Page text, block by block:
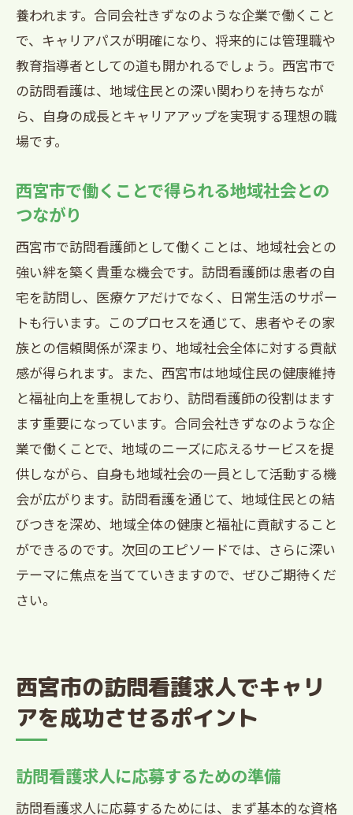
養われます。合同会社きずなのような企業で働くこと
で、キャリアパスが明確になり、将来的には管理職や
教育指導者としての道も開かれるでしょう。西宮市で
の訪問看護は、地域住民との深い関わりを持ちなが
ら、自身の成長とキャリアアップを実現する理想の職
場です。
西宮市で働くことで得られる地域社会との
つながり
西宮市で訪問看護師として働くことは、地域社会との
強い絆を築く貴重な機会です。訪問看護師は患者の自
宅を訪問し、医療ケアだけでなく、日常生活のサポー
トも行います。このプロセスを通じて、患者やその家
族との信頼関係が深まり、地域社会全体に対する貢献
感が得られます。また、西宮市は地域住民の健康維持
と福祉向上を重視しており、訪問看護師の役割はます
ます重要になっています。合同会社きずなのような企
業で働くことで、地域のニーズに応えるサービスを提
供しながら、自身も地域社会の一員として活動する機
会が広がります。訪問看護を通じて、地域住民との結
びつきを深め、地域全体の健康と福祉に貢献すること
ができるのです。次回のエピソードでは、さらに深い
テーマに焦点を当てていきますので、ぜひご期待くだ
さい。
西宮市の訪問看護求人でキャリ
アを成功させるポイント
訪問看護求人に応募するための準備
訪問看護求人に応募するためには、まず基本的な資格